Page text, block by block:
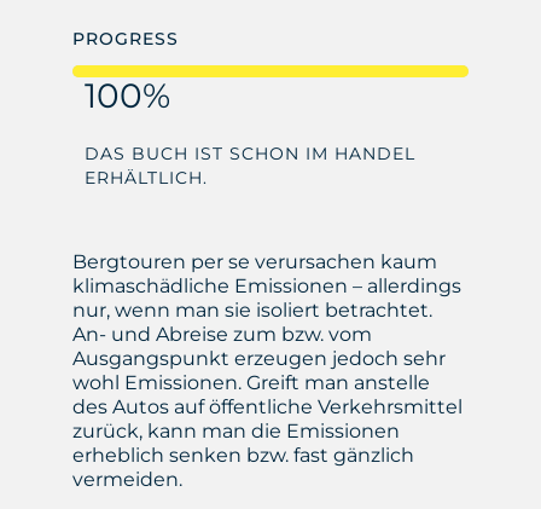
PROGRESS
100%
DAS BUCH IST SCHON IM HANDEL
ERHÄLTLICH.
Bergtouren per se verursachen kaum
klimaschädliche Emissionen – allerdings
nur, wenn man sie isoliert betrachtet.
An- und Abreise zum bzw. vom
Ausgangspunkt erzeugen jedoch sehr
wohl Emissionen. Greift man anstelle
des Autos auf öffentliche Verkehrsmittel
zurück, kann man die Emissionen
erheblich senken bzw. fast gänzlich
vermeiden.